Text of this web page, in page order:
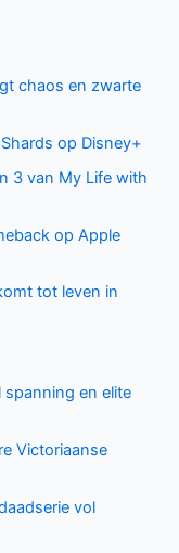
chaos en zwarte
op Disney+
3 van My Life with
op Apple
tot leven in
spanning en elite
Victoriaanse
vol